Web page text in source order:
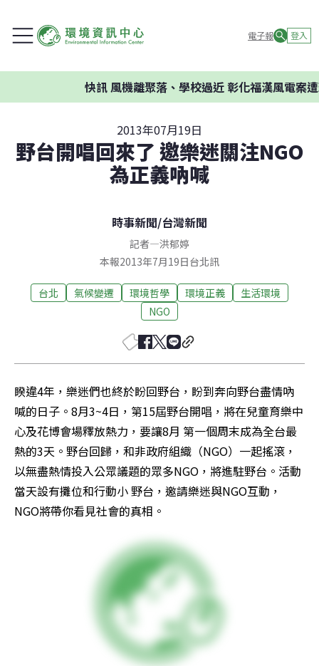
電子報 登入
快訊風機離聚落、學校過近 彰化福漢風電案遭環
2013年07月19日
野台開唱回來了 邀樂迷關注NGO
為正義吶喊
時事新聞/台灣新聞
記者—洪郁婷
本報2013年7月19日台北訊
台北 氣候變遷 環境哲學 環境正義
生活環境
NGO
睽違4年，樂迷們也終於盼回野台，盼到奔向野台盡情吶
喊的日子。8月3~4日，第15屆野台開唱，將在兒童育樂中
心及花博會場釋放熱力，要讓8月 第一個周末成為全台最
熱的3天。野台回歸，和非政府組織（NGO）一起搖滾，
以無盡熱情投入公眾議題的眾多NGO，將進駐野台。活動
當天設有攤位和行動小 野台，邀請樂迷與NGO互動，
NGO將帶你看見社會的真相。